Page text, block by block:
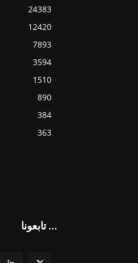
24383
12420
7893
3594
1510
890
384
363
تابعونا ...